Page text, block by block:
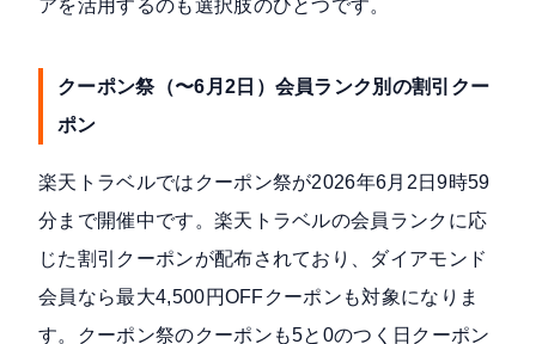
アを活用するのも選択肢のひとつです。
クーポン祭（〜6月2日）会員ランク別の割引クー
ポン
楽天トラベルでは クーポン祭が2026年6月2日9時59
分まで開催中です。楽天トラベルの会員ランクに応
じた割引クーポンが配布されており、ダイアモンド
会員なら最大4,500円OFFクーポンも対象になりま
す。クーポン祭のクーポンも5と0のつく日クーポン